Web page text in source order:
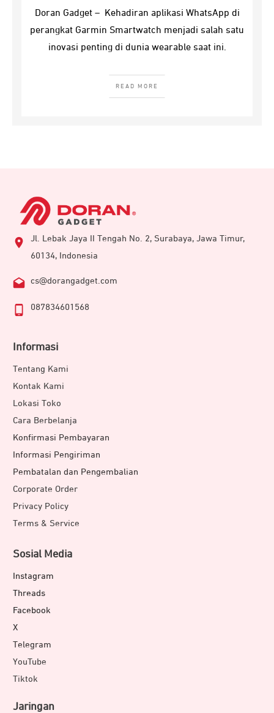
Doran Gadget – Kehadiran aplikasi WhatsApp di
perangkat Garmin Smartwatch menjadi salah satu
inovasi penting di dunia wearable saat ini.
READ MORE
Jl. Lebak Jaya II Tengah No. 2, Surabaya, Jawa Timur,
60134, Indonesia
cs@dorangadget.com
087834601568
Informasi
Tentang Kami
Kontak Kami
Lokasi Toko
Cara Berbelanja
Konfirmasi Pembayaran
Informasi Pengiriman
Pembatalan dan Pengembalian
Corporate Order
Privacy Policy
Terms & Service
Sosial Media
Instagram
Threads
Facebook
X
Telegram
YouTube
Tiktok
Jaringan